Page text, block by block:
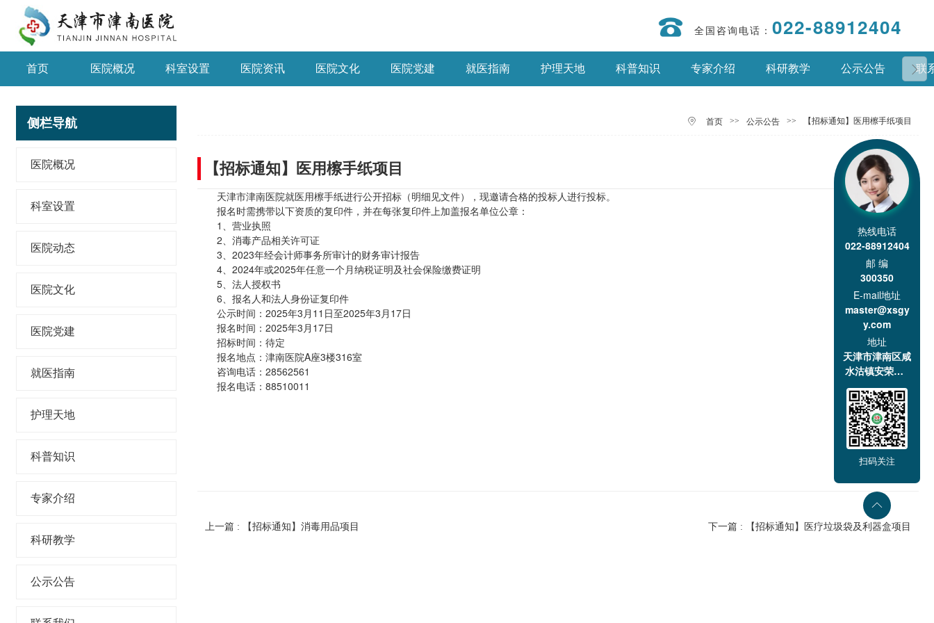
全国咨询电话： 022-88912404
首页 医院概况 科室设置 医院资讯 医院文化 医院党建 就医指南 护理天地 科普知识 专家介绍 科研教学 公示公告 联
侧栏导航
医院概况
科室设置
医院动态
医院文化
医院党建
就医指南
护理天地
科普知识
专家介绍
科研教学
公示公告
首页 >> 公示公告 >> 【招标通知】医用檫手纸项目
【招标通知】医用檫手纸项目
天津市津南医院就医用檫手纸进行公开招标（明细见文件），现邀请合格的投标人进行投标。
报名时需携带以下资质的复印件，并在每张复印件上加盖报名单位公章：
1、营业执照
2、消毒产品相关许可证
3、2023年经会计师事务所审计的财务审计报告
4、2024年或2025年任意一个月纳税证明及社会保险缴费证明
5、法人授权书
6、报名人和法人身份证复印件
公示时间：2025年3月11日至2025年3月17日
报名时间：2025年3月17日
招标时间：待定
报名地点：津南医院A座3楼316室
咨询电话：28562561
报名电话：88510011
天津市津南医院
2025年3月11日
上一篇 : 【招标通知】消毒用品项目 下一篇 : 【招标通知】医疗垃圾袋及利器盒项目
热线电话
022-88912404
邮 编
300350
E-mail地址
master@xsgy
y.com
地址
天津市津南区咸
水沽镇安荣道1
号
扫码关注